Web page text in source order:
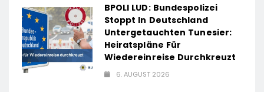
BPOLI LUD: Bundespolizei
Stoppt In Deutschland
Untergetauchten Tunesier:
Heiratspläne Für
Wiedereinreise Durchkreuzt
6. AUGUST 2026